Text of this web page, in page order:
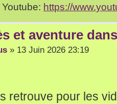
https://
et aventure
» 13 Juin 2026 23:19
retrouve pour les